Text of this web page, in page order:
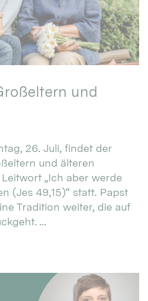
und
26. Juli, findet der
und älteren
„Ich aber werde
(Jes 49,15)“ statt. Papst
Tradition weiter, die auf
...